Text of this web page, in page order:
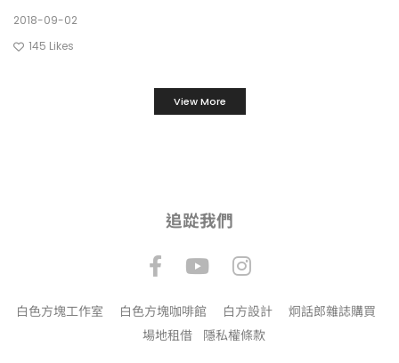
2018-09-02
145 Likes
View More
追踨我們
白色方塊工作室 白色方塊咖啡館白方設計 炯話郎雜誌購買
場地租借隱私權條款